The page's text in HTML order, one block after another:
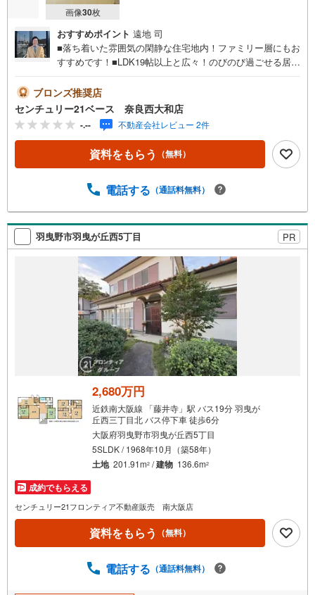
画像30枚
おすすめポイント 遠地 司
■落ち着いた雰囲気の閑静な住宅地内！ファミリー層にもお
すすめです！■LDK19帖以上と広々！のびのび過ごせる居心
ず営業中！・お仕事終わりのお時間でもご見学可！・今か
ら見たい！というお声にもご対応できます！◇住宅ローン
もお任せください！◇・提携銀行多数あり（地方銀行・都
市銀行・信用金庫etc）・優遇後適用金利 0.875％～（審査
内容により異なります）--- ◇◇ Yahoo！不動産キャンペー
ン対象店舗 ◇◇ ----当店で物件を成約いただくとPayPayボ
ンペーン】の対象になります。「資料をもらう」「見学予
N IDでログインのうえお問い合わせください。------------------
-----------
ブロンズ推奨店
センチュリー21ベース 奈良西大和店
-.-- 不動産会社レビュー 2件
資料をもらう （無料）
電話する （通話料無料）
羽曳野市羽曳が丘西5丁目 PR
2,680万円
近鉄南大阪線 「藤井寺」駅 バス19分 羽曳が
丘西三丁目北 バス停下車 徒歩6分
大阪府羽曳野市羽曳が丘西5丁目
5SLDK / 1968年10月（築58年）
土地 201.91m2 /建物 136.6m2
成約でもらえる
センチュリー21フロンティア不動産販売 南大阪店
資料をもらう （無料）
電話する （通話料無料）